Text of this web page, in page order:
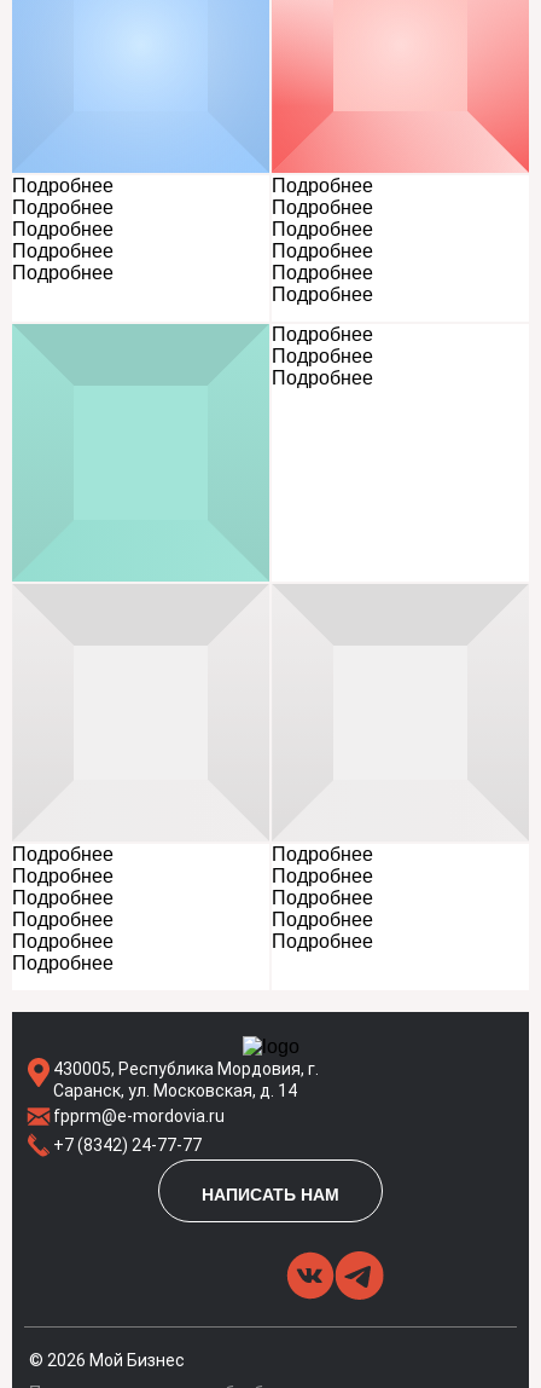
Подробнее
Подробнее
Подробнее
Подробнее
Подробнее
Подробнее
Подробнее
Подробнее
Подробнее
Подробнее
Подробнее
Подробнее
Подробнее
Подробнее
Подробнее
Подробнее
Подробнее
Подробнее
Подробнее
Подробнее
Подробнее
Подробнее
Подробнее
Подробнее
Подробнее
430005, Республика Мордовия, г.
Саранск, ул. Московская, д. 14
fpprm@e-mordovia.ru
+7 (8342) 24-77-77
НАПИСАТЬ НАМ
© 2026 Мой Бизнес